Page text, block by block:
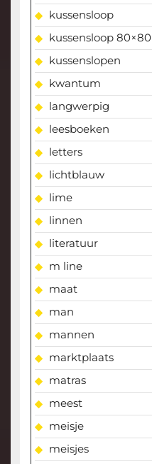
kussensloop
kussensloop 80×80
kussenslopen
kwantum
langwerpig
leesboeken
letters
lichtblauw
lime
linnen
literatuur
m line
maat
man
mannen
marktplaats
matras
meest
meisje
meisjes